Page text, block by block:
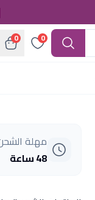
0
0
مهلة
48 ساعة